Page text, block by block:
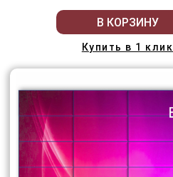
В КОРЗИНУ
Купить в 1 клик